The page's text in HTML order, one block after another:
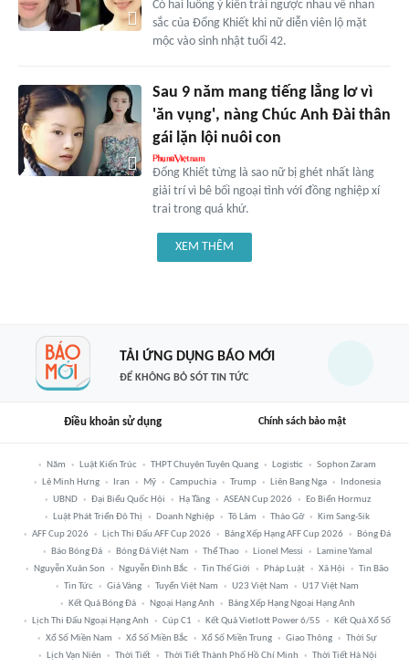
Có hai luồng ý kiến trái ngược nhau về nhan
sắc của Đổng Khiết khi nữ diễn viên lộ mặt
mộc vào sinh nhật tuổi 42.
Sau 9 năm mang tiếng lẳng lơ vì
'ăn vụng', nàng Chúc Anh Đài thân
gái lặn lội nuôi con
Đổng Khiết từng là sao nữ bị ghét nhất làng
giải trí vì bê bối ngoại tình với đồng nghiệp xí
trai trong quá khứ.
XEM THÊM
TẢI ỨNG DỤNG BÁO MỚI
ĐỂ KHÔNG BỎ SÓT TIN TỨC
Điều khoản sử dụng Chính sách bảo mật
Năm Luật Kiến Trúc THPT Chuyên Tuyên Quang Logistic
Sophon Zaram
Lê Minh Hưng
Iran Mỹ Campuchia Trump Liên Bang Nga
Indonesia
UBND
Đại Biểu Quốc Hội Hạ Tầng ASEAN Cup 2026
Eo Biển Hormuz
Luật Phát Triển Đô Thị
Doanh Nghiệp Tô Lâm Tháo Gỡ
Kim Sang-Sik
AFF Cup 2026
Lịch Thi Đấu AFF Cup 2026 Bảng Xếp Hạng AFF Cup 2026
Bóng Đá
Báo Bóng Đá
Bóng Đá Việt Nam Thể Thao Lionel Messi
Lamine Yamal
Nguyễn Xuân Son
Nguyễn Đình Bắc Tin Thế Giới Pháp Luật Xã Hội
Tin Bão
Tin Tức
Giá Vàng Tuyển Việt Nam U23 Việt Nam
U17 Việt Nam
Kết Quả Bóng Đá
Ngoại Hạng Anh
Bảng Xếp Hạng Ngoại Hạng Anh
Lịch Thi Đấu Ngoại Hạng Anh
Cúp C1 Kết Quả Vietlott Power 6/55
Kết Quả Xổ Số
Xổ Số Miền Nam
Xổ Số Miền Bắc Xổ Số Miền Trung Giao Thông
Thời Sự
Lịch Vạn Niên
Thời Tiết Thời Tiết Thành Phố Hồ Chí Minh
Thời Tiết Hà Nội